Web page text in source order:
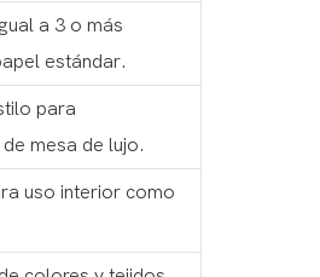
a 3 o más
estándar.
para
mesa de lujo.
uso interior como